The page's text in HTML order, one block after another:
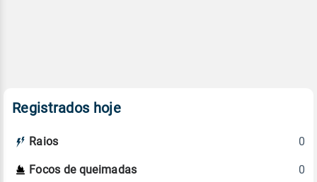
Registrados hoje
Raios 0
Focos de queimadas 0